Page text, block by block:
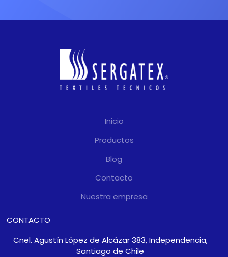
Inicio
Productos
Blog
Contacto
Nuestra empresa
CONTACTO
Cnel. Agustín López de Alcázar 383, Independencia,
Santiago de Chile